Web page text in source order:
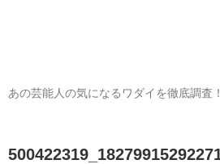
あの芸能人の気になるワダイを徹底調査！